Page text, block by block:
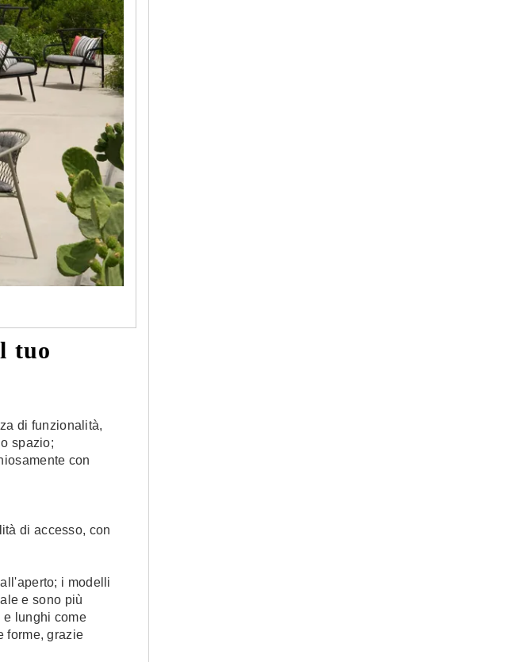
tuo
di funzionalità,
spazio;
con
di accesso, con
i modelli
e sono più
e lunghi come
forme, grazie